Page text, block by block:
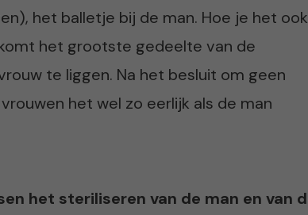
het balletje bij de man. Hoe je het ook
het grootste gedeelte van de
te liggen. Na het besluit om geen
het wel zo eerlijk als de man
het steriliseren van de man en van d